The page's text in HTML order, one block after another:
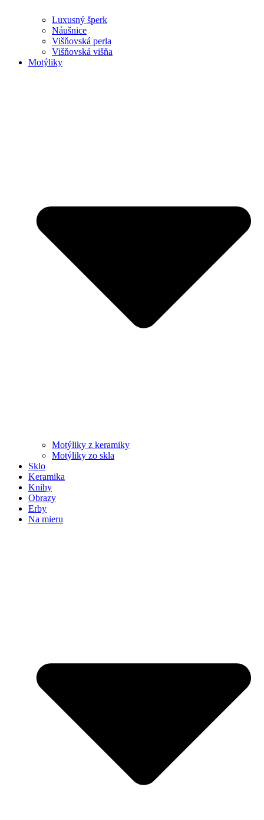
Luxusný šperk
Náušnice
Višňovská perla
Višňovská višňa
Motýliky
Motýliky z keramiky
Motýliky zo skla
Sklo
Keramika
Knihy
Obrazy
Erby
Na mieru